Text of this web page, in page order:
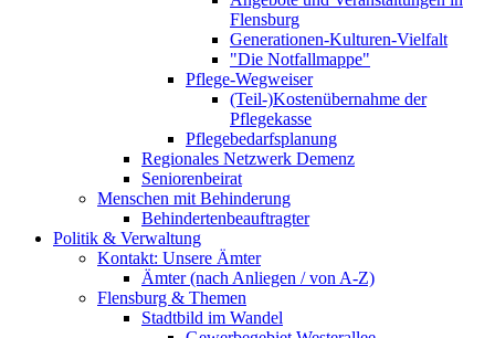
Flensburg
Generationen-Kulturen-Vielfalt
"Die Notfallmappe"
Pflege-Wegweiser
(Teil-)Kostenübernahme der
Pflegekasse
Pflegebedarfsplanung
Regionales Netzwerk Demenz
Seniorenbeirat
Menschen mit Behinderung
Behindertenbeauftragter
Politik & Verwaltung
Kontakt: Unsere Ämter
Ämter (nach Anliegen / von A-Z)
Flensburg & Themen
Stadtbild im Wandel